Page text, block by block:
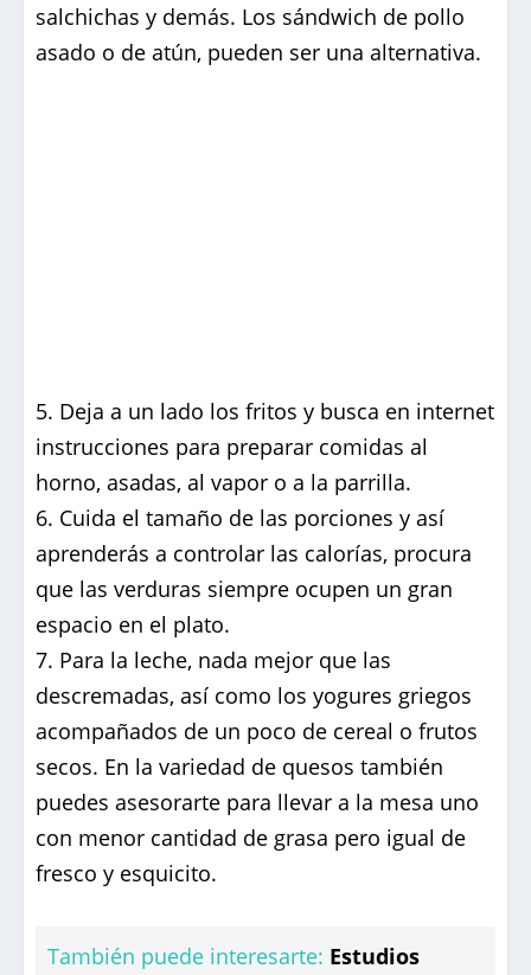
salchichas y demás. Los sándwich de pollo
asado o de atún, pueden ser una alternativa.
Deja a un lado los fritos y busca en internet
instrucciones para preparar comidas al
horno, asadas, al vapor o a la parrilla.
Cuida el tamaño de las porciones y así
aprenderás a controlar las calorías, procura
que las verduras siempre ocupen un gran
espacio en el plato.
Para la leche, nada mejor que las
descremadas, así como los yogures griegos
acompañados de un poco de cereal o frutos
secos. En la variedad de quesos también
puedes asesorarte para llevar a la mesa uno
con menor cantidad de grasa pero igual de
fresco y esquicito.
También puede interesarte: Estudios